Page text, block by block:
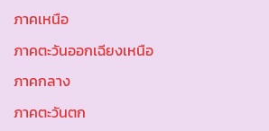
ภาคเหนือ
ภาคตะวันออกเฉียงเหนือ
ภาคกลาง
ภาคตะวันตก